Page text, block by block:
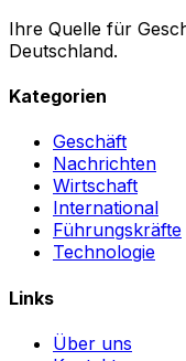
Ihre Quelle für
Deutschland.
Kategorien
Geschäft
Nachrichten
Wirtschaft
International
Führungskräfte
Technologie
Links
Über uns